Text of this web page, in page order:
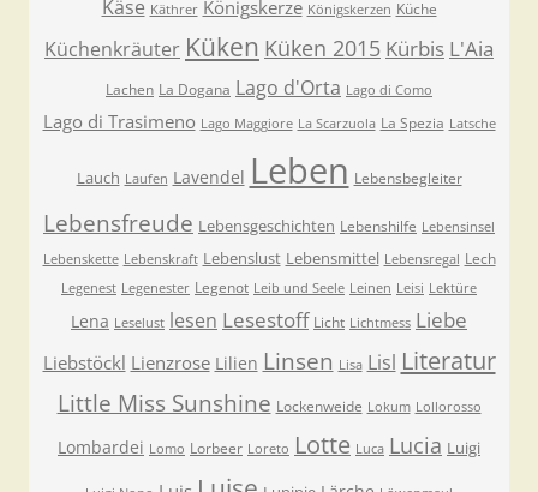
Käse Käthrer Königskerze Königskerzen Küche
Küchenkräuter Küken Küken 2015 Kürbis L'Aia
Lachen La Dogana Lago d'Orta Lago di Como
Lago di Trasimeno Lago Maggiore La Scarzuola La Spezia Latsche
Lauch Laufen Lavendel Leben Lebensbegleiter
Lebensfreude Lebensgeschichten Lebenshilfe Lebensinsel
Lebenskette Lebenskraft Lebenslust Lebensmittel Lebensregal Lech
Legenest Legenester Legenot Leib und Seele Leinen Leisi Lektüre
Lena Leselust lesen Lesestoff Licht Lichtmess Liebe
Liebstöckl Lienzrose Lilien Linsen Lisa Lisl Literatur
Little Miss Sunshine Lockenweide Lokum Lollorosso
Lombardei Lomo Lorbeer Loreto Lotte Luca Lucia Luigi